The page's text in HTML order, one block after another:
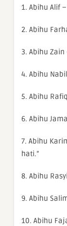
1. Abihu Alif
2. Abihu
3. Abihu
4. Abihu
5. Abihu
6. Abihu
7. Abihu
hati.”
8. Abihu
9. Abihu
10. Abihu